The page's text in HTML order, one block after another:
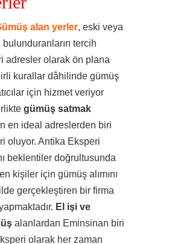
alan yerler, eski veya
tercih
adresler olarak ön plana
kurallar dâhilinde gümüş
için hizmet veriyor
gümüş satmak
en ideal adreslerden biri
oluyor. Antika Eksperi
beklentiler doğrultusunda
kişiler için gümüş alımını
gerçekleştiren bir firma
El işi ve
alanlardan Eminsinan biri
olarak her zaman